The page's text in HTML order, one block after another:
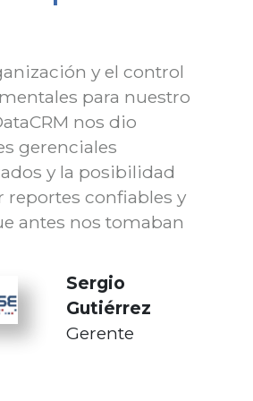
y el control
para nuestro
nos dio
gerenciales
y la posibilidad
reportes confiables y
antes nos tomaban
Sergio
Gutiérrez
Gerente